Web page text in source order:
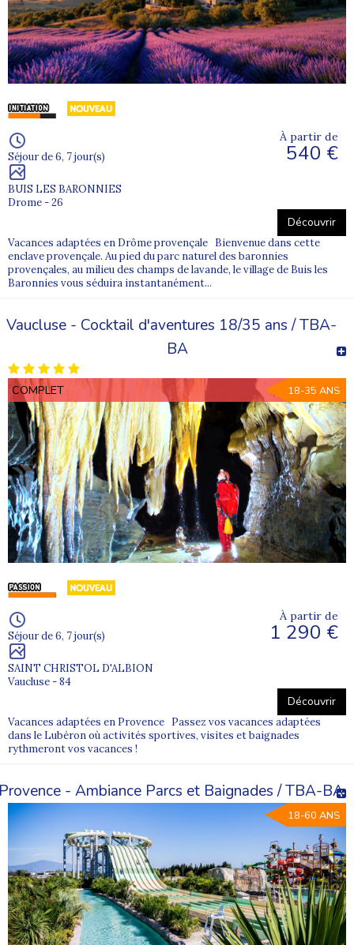
Séjour de 6, 7 jour(s)
BUIS LES BARONNIES
Drome - 26
À partir de
540 €
Découvrir
Vacances adaptées en Drôme provençale Bienvenue dans cette
enclave provençale. Au pied du parc naturel des baronnies
provençales, au milieu des champs de lavande, le village de Buis les
Baronnies vous séduira instantanément...
Vaucluse - Cocktail d'aventures 18/35 ans / TBA-
BA
COMPLET 18-35 ANS
Séjour de 6, 7 jour(s)
SAINT CHRISTOL D'ALBION
Vaucluse - 84
À partir de
1 290 €
Découvrir
Vacances adaptées en Provence Passez vos vacances adaptées
dans le Lubéron où activités sportives, visites et baignades
rythmeront vos vacances !
- Ambiance Parcs et Baignades / TBA-BA
18-60 ANS